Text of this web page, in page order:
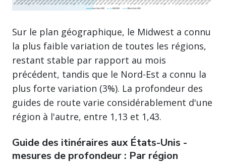
Sur le plan géographique, le Midwest a connu
la plus faible variation de toutes les régions,
restant stable par rapport au mois
précédent, tandis que le Nord-Est a connu la
plus forte variation (3%). La profondeur des
guides de route varie considérablement d'une
région à l'autre, entre 1,13 et 1,43.
Guide des itinéraires aux États-Unis -
mesures de profondeur : Par région